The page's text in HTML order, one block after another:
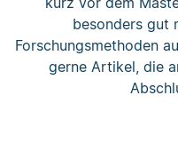
besonders gut
Forschungsmethoden
gerne Artikel, die